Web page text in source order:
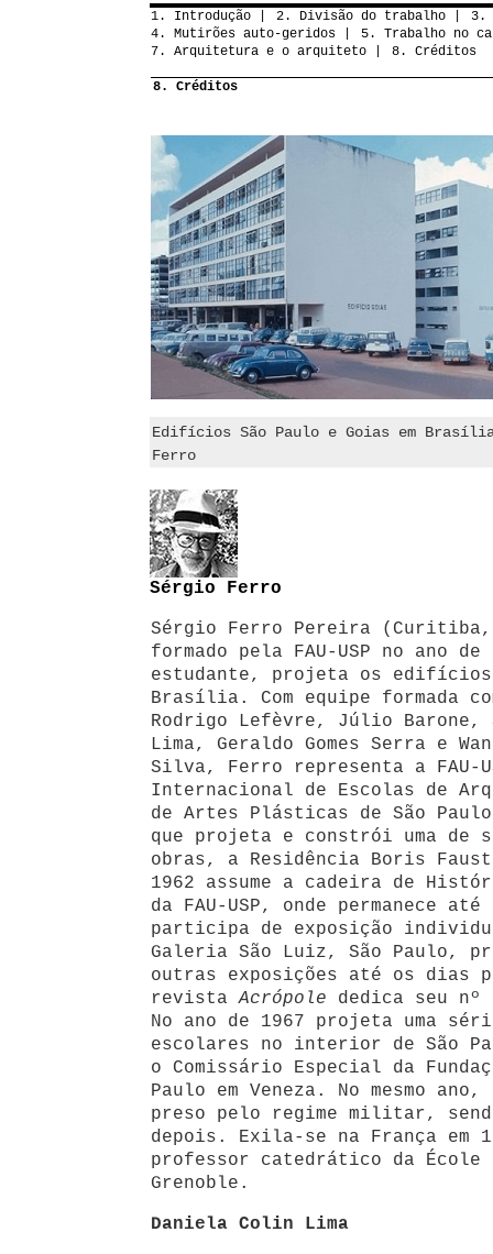
1. Introdução 2. Divisão do trabalho
3.
4. Mutirões auto-geridos
5. Trabalho no
7. Arquitetura e o arquiteto
8. Créditos
8. Créditos
Edifícios São Paulo e Goias em
Ferro
Sérgio Ferro
Sérgio Ferro Pereira
formado pela FAU-USP no ano
estudante, projeta os edifícios
Brasília. Com equipe formada
Rodrigo Lefèvre, Júlio Barone,
Lima, Geraldo Gomes Serra e
Silva, Ferro representa a FAU-
Internacional de Escolas de
de Artes Plásticas de São Paulo
que projeta e constrói uma de
obras, a Residência Boris
1962 assume a cadeira de
da FAU-USP, onde permanece até
participa de exposição
Galeria São Luiz, São Paulo,
outras exposições até os dias
revistaAcrópole dedica seu nº
No ano de 1967 projeta uma
escolares no interior de São
o Comissário Especial da
Paulo em Veneza. No mesmo
preso pelo regime militar,
depois. Exila-se na França em
professor catedrático da École
Grenoble.
Daniela Colin Lima